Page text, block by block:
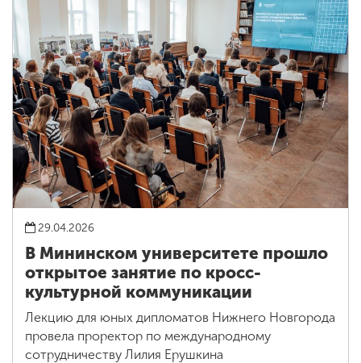
29.04.2026
В Мининском университете прошло
открытое занятие по кросс-
культурной коммуникации
Лекцию для юных дипломатов Нижнего Новгорода
провела проректор по международному
сотрудничеству Лилия Ерушкина